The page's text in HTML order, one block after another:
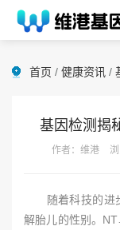
首页 / 健康资讯 /
基因检测揭
作者：维港
随着科技的进步
解胎儿的性别。